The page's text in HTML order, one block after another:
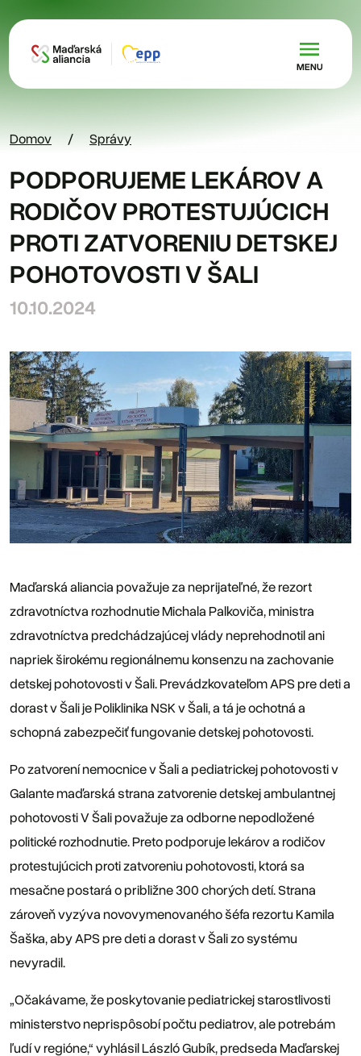
MENU
Domov Správy
PODPORUJEME LEKÁROV A
RODIČOV PROTESTUJÚCICH
PROTI ZATVORENIU DETSKEJ
POHOTOVOSTI V ŠALI
10.10.2024
Maďarská aliancia považuje za neprijateľné, že rezort
zdravotníctva rozhodnutie Michala Palkoviča, ministra
zdravotníctva predchádzajúcej vlády neprehodnotil ani
napriek širokému regionálnemu konsenzu na zachovanie
detskej pohotovosti v Šali. Prevádzkovateľom APS pre deti a
dorast v Šali je Poliklinika NSK v Šali, a tá je ochotná a
schopná zabezpečiť fungovanie detskej pohotovosti.
Po zatvorení nemocnice v Šali a pediatrickej pohotovosti v
Galante maďarská strana zatvorenie detskej ambulantnej
pohotovosti V Šali považuje za odborne nepodložené
politické rozhodnutie. Preto podporuje lekárov a rodičov
protestujúcich proti zatvoreniu pohotovosti, ktorá sa
mesačne postará o približne 300 chorých detí. Strana
zároveň vyzýva novovymenovaného šéfa rezortu Kamila
Šaška, aby APS pre deti a dorast v Šali zo systému
nevyradil.
„Očakávame, že poskytovanie pediatrickej starostlivosti
ministerstvo neprispôsobí počtu pediatrov, ale potrebám
ľudí v regióne,“ vyhlásil László Gubík, predseda Maďarskej